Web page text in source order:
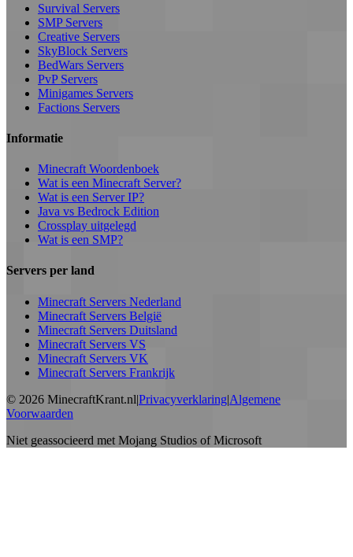
Survival Servers
SMP Servers
Creative Servers
SkyBlock Servers
BedWars Servers
PvP Servers
Minigames Servers
Factions Servers
Informatie
Minecraft Woordenboek
Wat is een Minecraft Server?
Wat is een Server IP?
Java vs Bedrock Edition
Crossplay uitgelegd
Wat is een SMP?
Servers per land
Minecraft Servers Nederland
Minecraft Servers België
Minecraft Servers Duitsland
Minecraft Servers VS
Minecraft Servers VK
Minecraft Servers Frankrijk
© 2026 MinecraftKrant.nl|Privacyverklaring|Algemene
Voorwaarden
Niet geassocieerd met Mojang Studios of Microsoft